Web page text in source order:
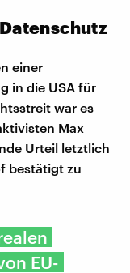
einer
in die USA für
war es
Max
Urteil letztlich
bestätigt zu
EU-